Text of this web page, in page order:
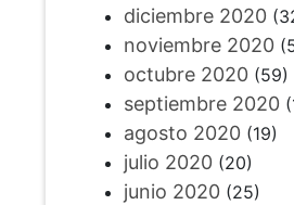
diciembre 2020
noviembre 2020
octubre 2020(59)
septiembre 2020
agosto 2020(19)
julio 2020(20)
junio 2020(25)